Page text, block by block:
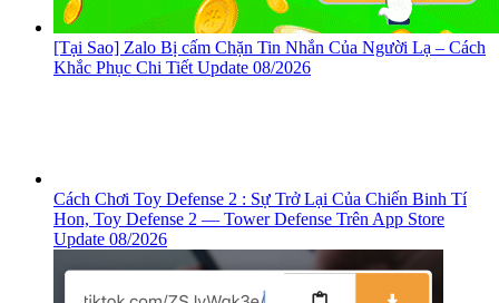
[Tại Sao] Zalo Bị cấm Chặn Tin Nhắn Của Người Lạ – Cách
Khắc Phục Chi Tiết Update 08/2026
Cách Chơi Toy Defense 2 : Sự Trở Lại Của Chiến Binh Tí
Hon, ‎Toy Defense 2 — Tower Defense Trên App Store
Update 08/2026